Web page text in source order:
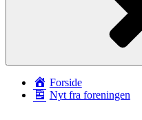
Forside
Nyt fra foreningen